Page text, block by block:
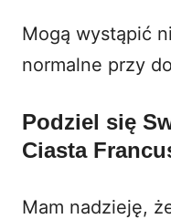
Mogą wystąpić
normalne przy
Podziel się
Ciasta
Mam nadzieję,